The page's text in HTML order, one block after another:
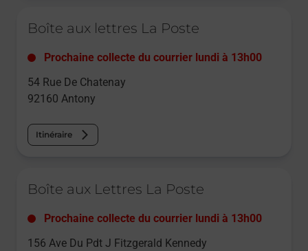
Boîte aux lettres La Poste
Prochaine collecte du courrier lundi à 13h00
54 Rue De Chatenay
92160 Antony
Itinéraire
Boîte aux Lettres La Poste
Prochaine collecte du courrier lundi à 13h00
156 Ave Du Pdt J Fitzgerald Kennedy